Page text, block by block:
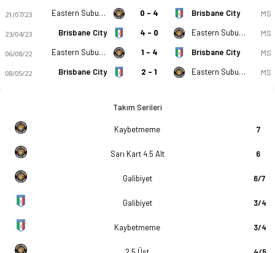
21/07/23 Eastern Suburbs 0 - 4 Brisbane City MS
23/04/23 Brisbane City 4 - 0 Eastern Suburbs MS
06/08/22 Eastern Suburbs 1 - 4 Brisbane City MS
08/05/22 Brisbane City 2 - 1 Eastern Suburbs MS
Takım Serileri
Kaybetmeme 7
Sarı Kart 4.5 Alt 6
Galibiyet 6/7
Galibiyet 3/4
Kaybetmeme 3/4